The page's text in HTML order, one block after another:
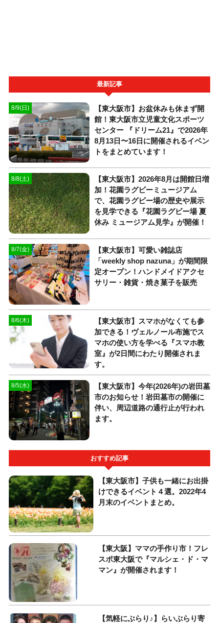
最新記事
8/9(日)
【東大阪市】お盆休みも休まず開
館！東大阪市立児童文化スポーツ
センター 『ドリーム21』で2026年
8月13日〜16日に開催されるイベン
トをまとめています！
8/8(土)
【東大阪市】2026年8月は開館日増
加！花園ラグビーミュージアム
で、花園ラグビー場の歴史や展示
を見学できる『花園ラグビー場 夏
休み ミュージアム見学』が開催！
8/7(金)
【東大阪市】可愛い雑誌店
「weekly shop nazuna」が期間限
定オープン！ハンドメイドアクセ
サリー・雑貨・焼き菓子を販売
8/6(木)
【東大阪市】スマホがなくても参
加できる！ヴェルノール布施でス
マホの使い方を学べる『スマホ教
室』が2日間にわたり開催されま
す。
8/5(水)
【東大阪市】今年(2026年)の岩田墓
市のお知らせ！岩田墓市の開催に
伴い、周辺道路の通行止が行われ
ます。
おすすめ記事
【東大阪市】子供も一緒にお出掛
けできるイベント４選。2022年4
月末のイベントまとめ。
【東大阪】ママの手作り市！フレ
スポ東大阪で『マルシェ・ド・マ
マン』が開催されます！
【気軽にぶらり♪】らいぶらり寄